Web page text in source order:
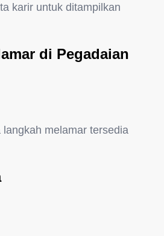
karir untuk ditampilkan
di Pegadaian
langkah melamar tersedia